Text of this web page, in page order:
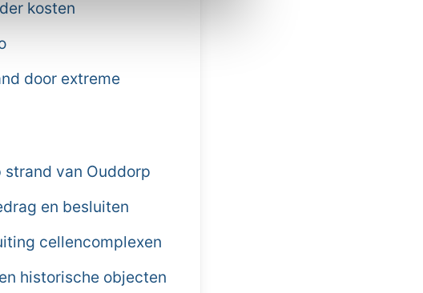
kosten
door extreme
van Ouddorp
en besluiten
cellencomplexen
historische objecten